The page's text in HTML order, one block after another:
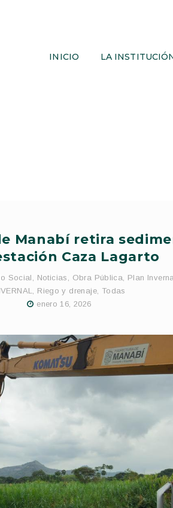
INICIO LA
Manabí retira
Caza Lagarto
Social Noticias Obra Pública Plan
Riego y drenaje Todas
enero 16, 2026